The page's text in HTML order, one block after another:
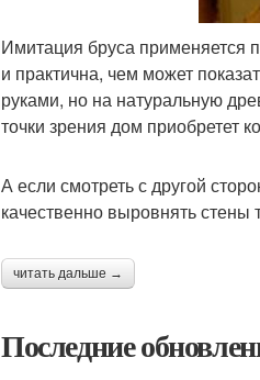
Имитация бруса применяется
и практична, чем может
руками, но на натуральную
точки зрения дом приобретет
А если смотреть с другой
качественно выровнять
читать дальше →
Последние